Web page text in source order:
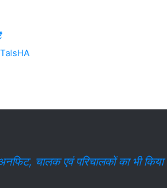
चालक एवं परिचालकों का भी किया